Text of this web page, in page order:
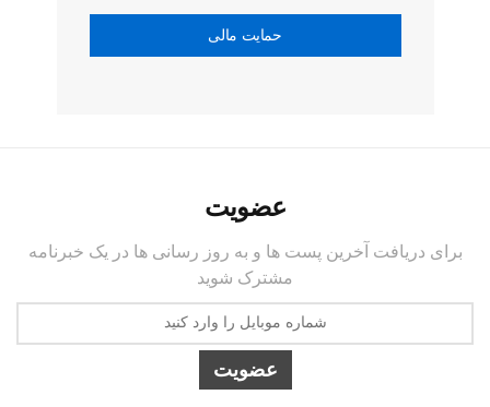
عضویت
برای دریافت آخرین پست ها و به روز رسانی ها در یک خبرنامه
مشترک شوید
عضویت